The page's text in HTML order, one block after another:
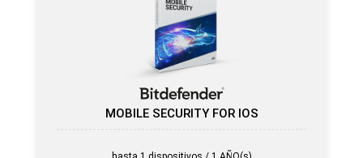
MOBILE SECURITY FOR IOS